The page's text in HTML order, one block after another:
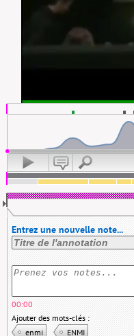
Entrez une nouvelle note...
00:00
Ajouter des mots-clés :
enmi
ENMI